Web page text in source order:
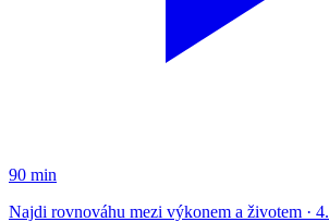
90 min
Najdi rovnováhu mezi výkonem a životem ·